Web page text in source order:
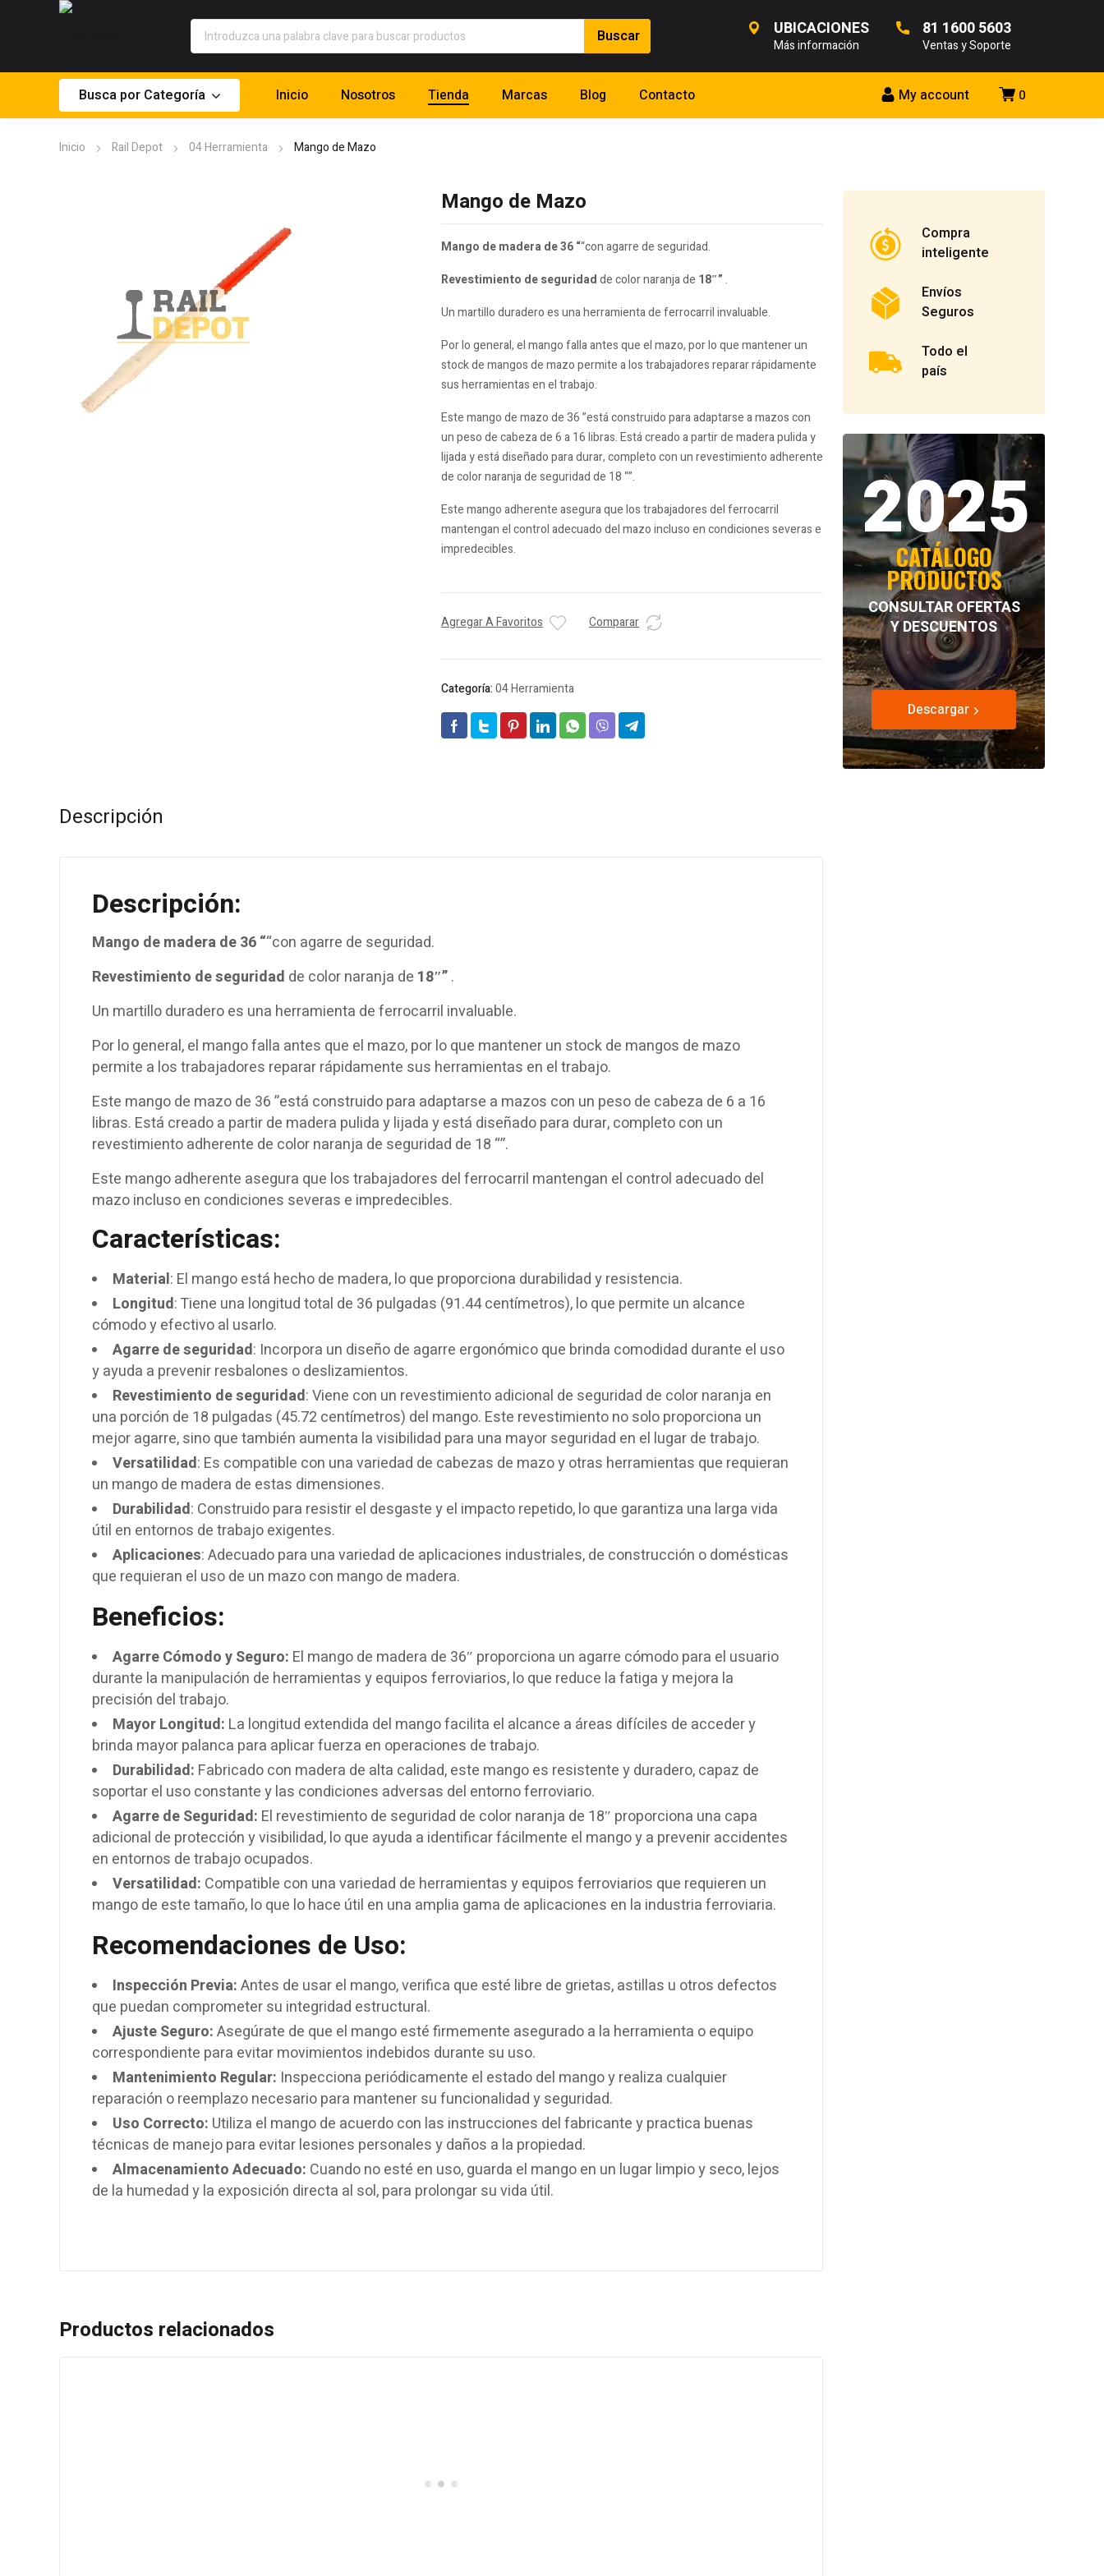
UBICACIONES
Más información
81 1600 5603
Ventas y Soporte
0
My account
Busca por Categoría Inicio Nosotros Tienda Marcas Blog Contacto
Inicio Rail Depot 04 Herramienta Mango de Mazo
Mango de Mazo
Mango de madera de 36 ““con agarre de seguridad.
Revestimiento de seguridadde color naranja de 18″” .
Un martillo duradero es una herramienta de ferrocarril invaluable.
Por lo general, el mango falla antes que el mazo, por lo que mantener un
stock de mangos de mazo permite a los trabajadores reparar rápidamente
sus herramientas en el trabajo.
Este mango de mazo de 36 ”está construido para adaptarse a mazos con
un peso de cabeza de 6 a 16 libras. Está creado a partir de madera pulida y
lijada y está diseñado para durar, completo con un revestimiento adherente
de color naranja de seguridad de 18 “”.
Este mango adherente asegura que los trabajadores del ferrocarril
mantengan el control adecuado del mazo incluso en condiciones severas e
impredecibles.
Agregar A Favoritos Comparar
Categoría:04 Herramienta
Descripción
Descripción:
Mango de madera de 36 ““con agarre de seguridad.
Revestimiento de seguridad de color naranja de 18″”.
Un martillo duradero es una herramienta de ferrocarril invaluable.
Por lo general, el mango falla antes que el mazo, por lo que mantener un stock de mangos de mazo
permite a los trabajadores reparar rápidamente sus herramientas en el trabajo.
Este mango de mazo de 36 ”está construido para adaptarse a mazos con un peso de cabeza de 6 a 16
libras. Está creado a partir de madera pulida y lijada y está diseñado para durar, completo con un
revestimiento adherente de color naranja de seguridad de 18 “”.
Este mango adherente asegura que los trabajadores del ferrocarril mantengan el control adecuado del
mazo incluso en condiciones severas e impredecibles.
Características:
Material: El mango está hecho de madera, lo que proporciona durabilidad y resistencia.
Longitud: Tiene una longitud total de 36 pulgadas (91.44 centímetros), lo que permite un alcance
cómodo y efectivo al usarlo.
Agarre de seguridad: Incorpora un diseño de agarre ergonómico que brinda comodidad durante el uso
y ayuda a prevenir resbalones o deslizamientos.
Revestimiento de seguridad: Viene con un revestimiento adicional de seguridad de color naranja en
una porción de 18 pulgadas (45.72 centímetros) del mango. Este revestimiento no solo proporciona un
mejor agarre, sino que también aumenta la visibilidad para una mayor seguridad en el lugar de trabajo.
Versatilidad: Es compatible con una variedad de cabezas de mazo y otras herramientas que requieran
un mango de madera de estas dimensiones.
Durabilidad: Construido para resistir el desgaste y el impacto repetido, lo que garantiza una larga vida
útil en entornos de trabajo exigentes.
Aplicaciones: Adecuado para una variedad de aplicaciones industriales, de construcción o domésticas
que requieran el uso de un mazo con mango de madera.
Beneficios:
Agarre Cómodo y Seguro: El mango de madera de 36″ proporciona un agarre cómodo para el usuario
durante la manipulación de herramientas y equipos ferroviarios, lo que reduce la fatiga y mejora la
precisión del trabajo.
Mayor Longitud: La longitud extendida del mango facilita el alcance a áreas difíciles de acceder y
brinda mayor palanca para aplicar fuerza en operaciones de trabajo.
Durabilidad: Fabricado con madera de alta calidad, este mango es resistente y duradero, capaz de
soportar el uso constante y las condiciones adversas del entorno ferroviario.
Agarre de Seguridad: El revestimiento de seguridad de color naranja de 18″ proporciona una capa
adicional de protección y visibilidad, lo que ayuda a identificar fácilmente el mango y a prevenir accidentes
en entornos de trabajo ocupados.
Versatilidad: Compatible con una variedad de herramientas y equipos ferroviarios que requieren un
mango de este tamaño, lo que lo hace útil en una amplia gama de aplicaciones en la industria ferroviaria.
Recomendaciones de Uso:
Inspección Previa:Antes de usar el mango, verifica que esté libre de grietas, astillas u otros defectos
que puedan comprometer su integridad estructural.
Ajuste Seguro:Asegúrate de que el mango esté firmemente asegurado a la herramienta o equipo
correspondiente para evitar movimientos indebidos durante su uso.
Mantenimiento Regular: Inspecciona periódicamente el estado del mango y realiza cualquier
reparación o reemplazo necesario para mantener su funcionalidad y seguridad.
Uso Correcto: Utiliza el mango de acuerdo con las instrucciones del fabricante y practica buenas
técnicas de manejo para evitar lesiones personales y daños a la propiedad.
Almacenamiento Adecuado: Cuando no esté en uso, guarda el mango en un lugar limpio y seco, lejos
de la humedad y la exposición directa al sol, para prolongar su vida útil.
Productos relacionados
Compra
inteligente
Envíos
Seguros
Todo el
país
2025
CATÁLOGO
PRODUCTOS
CONSULTAR OFERTAS
Y DESCUENTOS
Descargar